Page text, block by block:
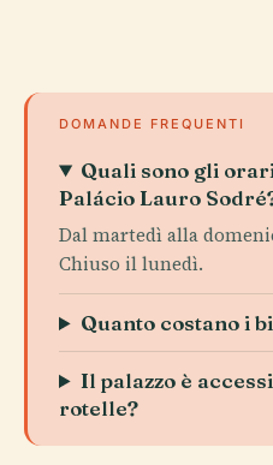
DOMANDE FREQUENTI
Quali sono gli
Palácio Lauro
Dal martedì alla
Chiuso il lunedì.
Quanto costano i
Il palazzo è
rotelle?